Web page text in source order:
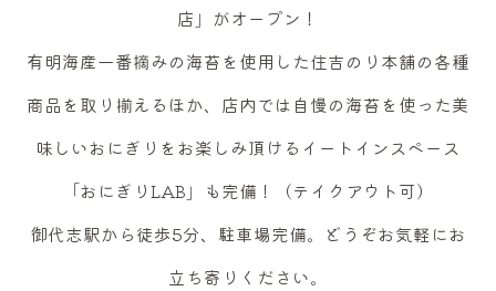
店」がオープン！
有明海産一番摘みの海苔を使用した住吉のり本舗の各種
商品を取り揃えるほか、店内では自慢の海苔を使った美
味しいおにぎりをお楽しみ頂けるイートインスペース
「おにぎりLAB」も完備！（テイクアウト可）
御代志駅から徒歩5分、駐車場完備。どうぞお気軽にお
立ち寄りください。